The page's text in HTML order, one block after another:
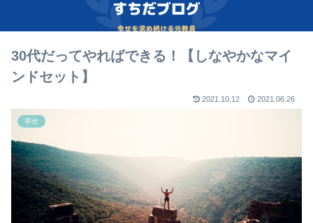
30代だってやればできる！【しなやかなマイ
ンドセット】
2021.10.12 2021.06.26
幸せ